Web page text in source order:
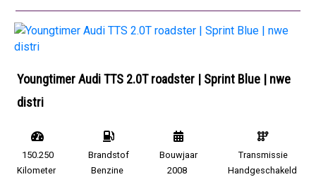
Youngtimer Audi TTS 2.0T roadster | Sprint Blue | nwe
distri
150.250
Kilometer
Brandstof
Benzine
Bouwjaar
2008
Transmissie
Handgeschakeld